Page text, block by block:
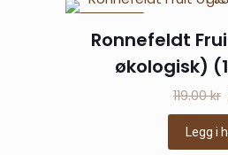
Ronnefeldt
økologisk)
119.00kr
Legg i